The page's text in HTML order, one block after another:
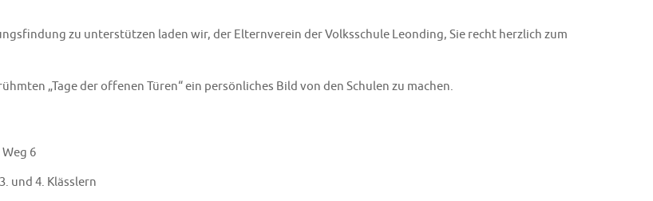
zu unterstützen laden wir, der Elternverein der Volksschule Leonding, Sie recht herzlich zum
„Tage der offenen Türen“ ein persönliches Bild von den Schulen zu machen.
6
und 4. Klässlern